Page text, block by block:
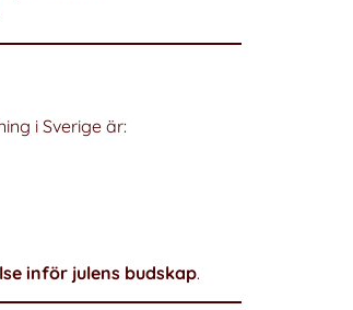
i Sverige är:
inför julens budskap.